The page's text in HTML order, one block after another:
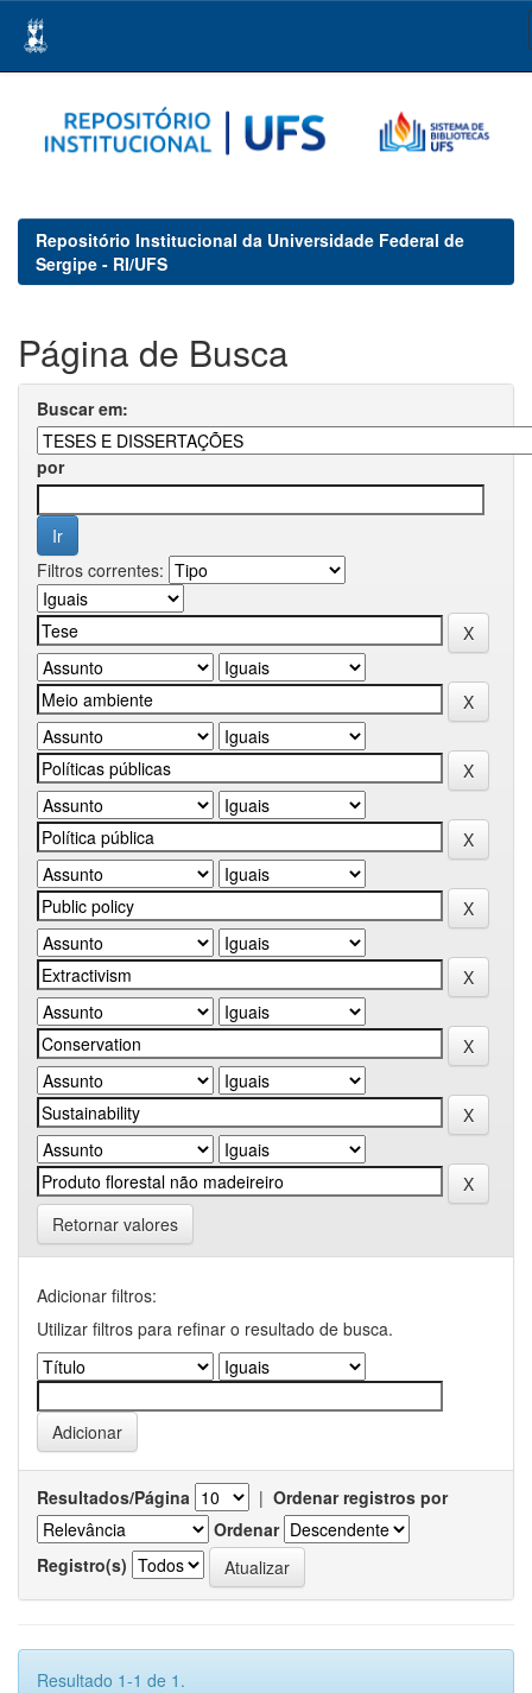
navigation
Repositório Institucional da Universidade Federal de
Sergipe - RI/UFS
Página de Busca
Buscar em:
por
Filtros correntes:
Retornar valores
Adicionar filtros:
Utilizar filtros para refinar o resultado de busca.
Resultados/Página | Ordenar registros por
Ordenar
Registro(s)
Resultado 1-1 de 1.